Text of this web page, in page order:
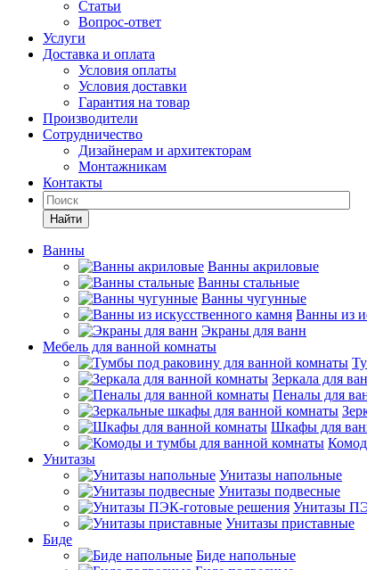
Статьи
Вопрос-ответ
Услуги
Доставка и оплата
Условия оплаты
Условия доставки
Гарантия на товар
Производители
Сотрудничество
Дизайнерам и архитекторам
Монтажникам
Контакты
Найти
Ванны
Ванны акриловые
Ванны стальные
Ванны чугунные
Ванны из
Экраны для ванн
Мебель для ванной комнаты
Зеркала для
Пеналы для
Шкафы для
Унитазы
Унитазы напольные
Унитазы подвесные
Унитазы
Унитазы приставные
Биде
Биде напольные